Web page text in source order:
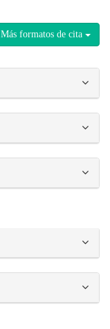
Más formatos de cita